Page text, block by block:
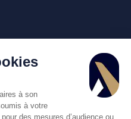
à son
à votre
des mesures d’audience ou